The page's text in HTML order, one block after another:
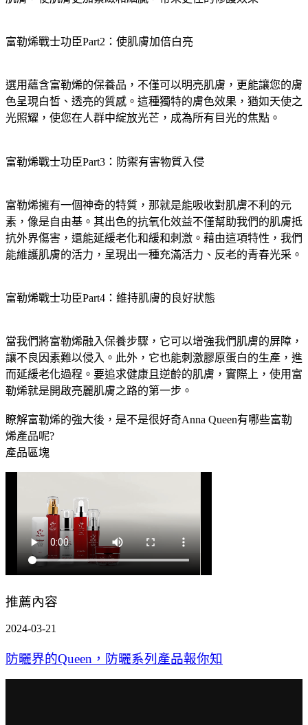
富勒烯戰士功臣Part2：使肌膚加倍白亮
選用蘊含富勒烯的保養品，不僅可以明亮肌膚，更能讓您的膚
色呈現白皙、透亮的質感。這種獨特的膚色效果，猶如天使之
光照耀，使您在人群中綻放光芒，成為所有目光的焦點。
富勒烯戰士功臣Part3：防禦有害物質入侵
富勒烯擁有一個神奇的特質，那就是能吸收對肌膚不利的元
素，像是自由基。其出色的抗氧化效益不僅幫助我們的肌膚抵
抗外界傷害，還能延緩老化和緩和刺激。藉由這項特性，我們
能維護肌膚的活力，呈現出一種充滿活力、反老的青春光采。
富勒烯戰士功臣Part4：維持肌膚的良好狀態
當我們將富勒烯融入保養步驟，它可以增強我們肌膚的屏障，
讓不良因素難以侵入。此外，它也能刺激膠原蛋白的生產，進
而延緩老化過程。要追求健康且逆齡的肌膚，實際上，使用富
勒烯就是開啟亮麗肌膚之路的第一步。
瞭解富勒烯的強大後，是不是很好奇Anna Queen有哪些富勒
烯產品呢?
產品區塊
推薦內容
2024-03-21
防曬界的Queen，防曬系列產品報你知